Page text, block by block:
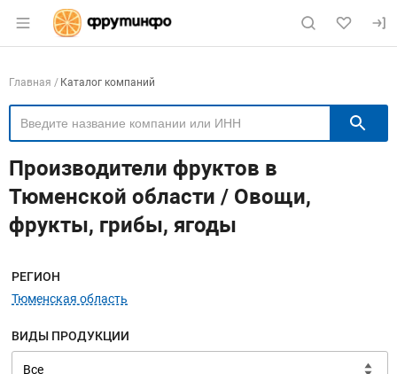
Раздел навигации по сайту fruitinfo.ru
Навигация по компаниям
Главная Каталог компаний
Производители фруктов в
Тюменской области / Овощи,
фрукты, грибы, ягоды
Меню навигации
РЕГИОН
Тюменская область
ВИДЫ ПРОДУКЦИИ